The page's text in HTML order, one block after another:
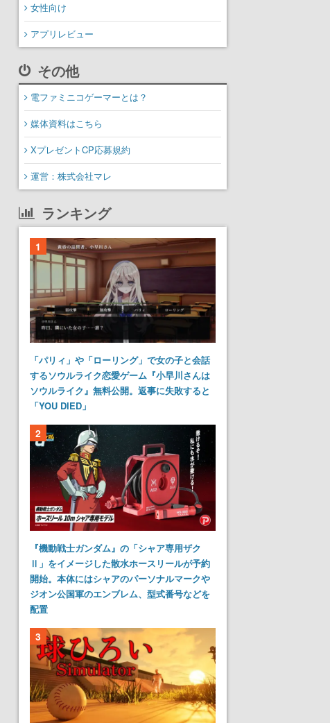
女性向け
アプリレビュー
その他
電ファミニコゲーマーとは？
媒体資料はこちら
XプレゼントCP応募規約
運営：株式会社マレ
ランキング
1
「パリィ」や「ローリング」で女の子と会話
するソウルライク恋愛ゲーム『小早川さんは
ソウルライク』無料公開。返事に失敗すると
「YOU DIED」
2
『機動戦士ガンダム』の「シャア専用ザク
Ⅱ」をイメージした散水ホースリールが予約
開始。本体にはシャアのパーソナルマークや
ジオン公国軍のエンブレム、型式番号などを
配置
3